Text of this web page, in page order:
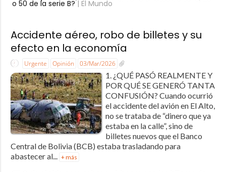
o 50 de la serie B?| El Mundo
Accidente aéreo, robo de billetes y su
efecto en la economía
Urgente Opinión 03/Mar/2026
1. ¿QUÉ PASÓ REALMENTE Y
POR QUÉ SE GENERÓ TANTA
CONFUSIÓN? Cuando ocurrió
el accidente del avión en El Alto,
no se trataba de “dinero que ya
estaba en la calle”, sino de
billetes nuevos que el Banco
Central de Bolivia (BCB) estaba trasladando para
abastecer al... + más